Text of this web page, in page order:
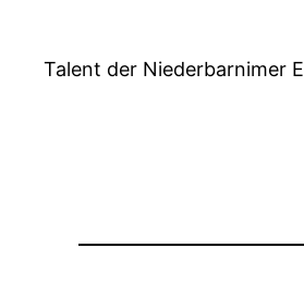
Talent der Niederbarnimer